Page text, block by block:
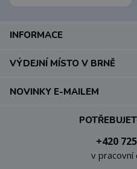
INFORMACE
VÝDEJNÍ MÍSTO V BRNĚ
+420
v pracovní
NOVINKY E-MAILEM